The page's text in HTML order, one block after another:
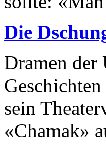
Die
Dramen
sein
«Chamak»